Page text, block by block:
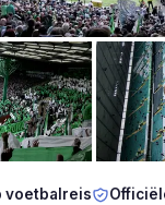
voetbalreis